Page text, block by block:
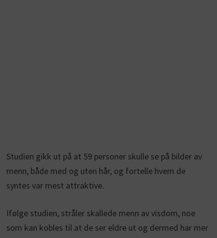
Studien gikk ut på at 59 personer skulle se på bilder av
menn, både med og uten hår, og fortelle hvem de
syntes var mest attraktive.
Ifølge studien, stråler skallede menn av visdom, noe
som kan kobles til at de ser eldre ut og dermed har mer